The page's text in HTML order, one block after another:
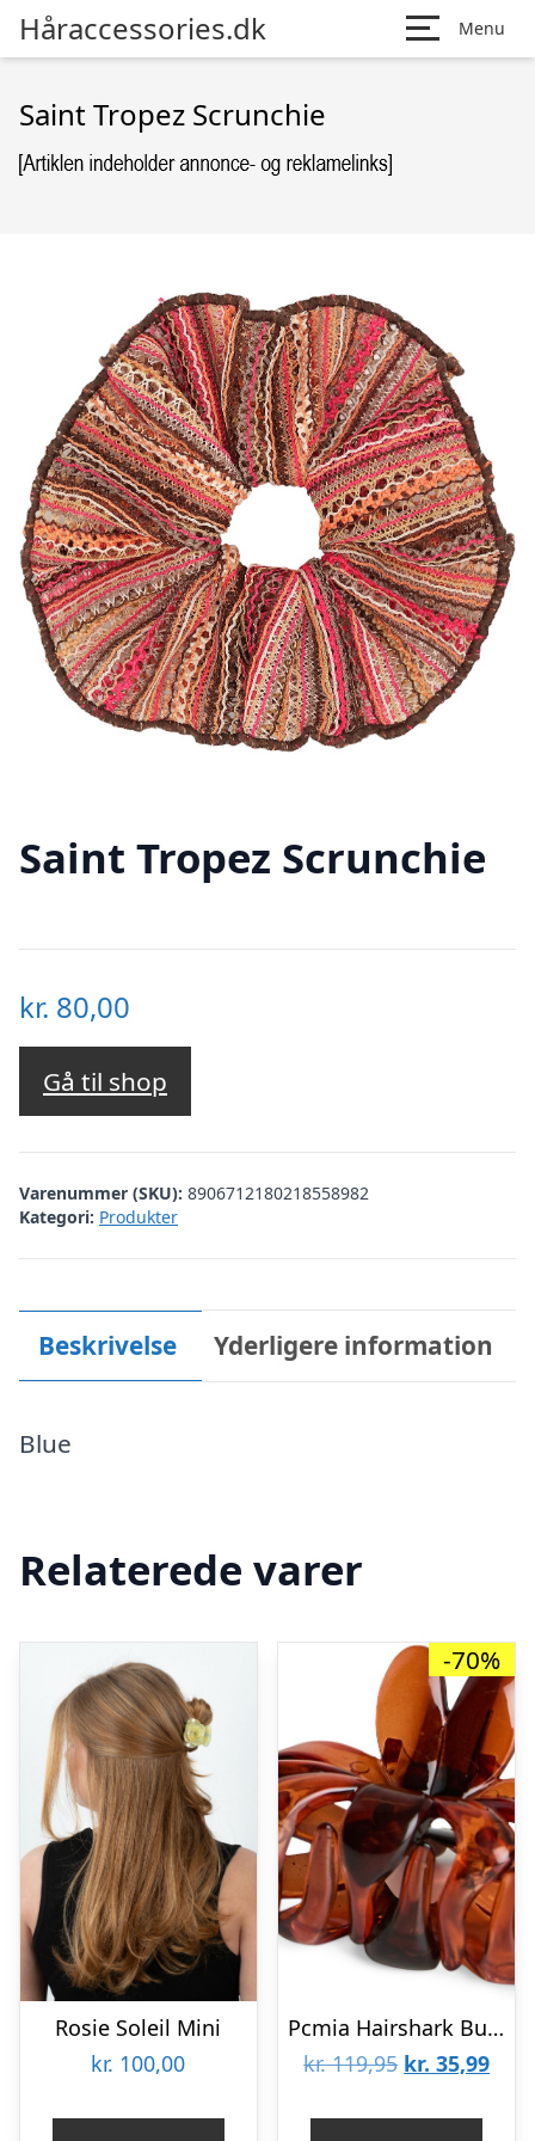
Håraccessories.dk Menu
Saint Tropez Scrunchie
Saint Tropez Scrunchie
kr. 80,00
Gå til shop
Varenummer (SKU): 8906712180218558982
Kategori: Produkter
Beskrivelse Yderligere information
Blue
Relaterede varer
Rosie Soleil Mini
kr. 100,00
-70%
Pcmia Hairshark Bundle D2D
kr.119,95 Den
kr. 35,99Den